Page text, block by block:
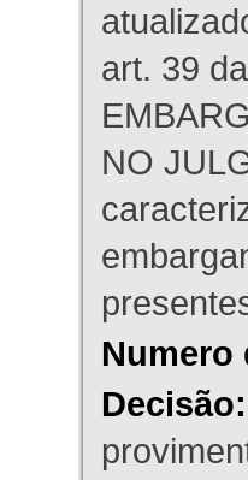
art. 39
NO
Numero
Decisão: